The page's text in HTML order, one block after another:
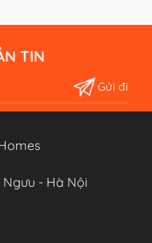
TIN
Ngưu - Hà Nội